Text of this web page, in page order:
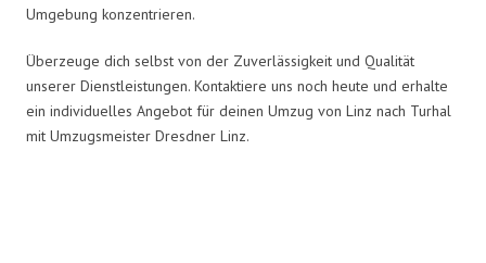
Umgebung konzentrieren.
Überzeuge dich selbst von der Zuverlässigkeit und Qualität
unserer Dienstleistungen. Kontaktiere uns noch heute und erhalte
ein individuelles Angebot für deinen Umzug von Linz nach Turhal
mit Umzugsmeister Dresdner Linz.